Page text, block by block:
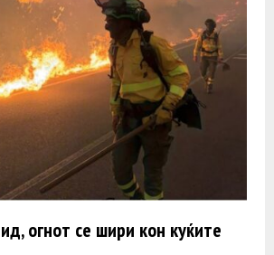
огнот се шири кон куќите